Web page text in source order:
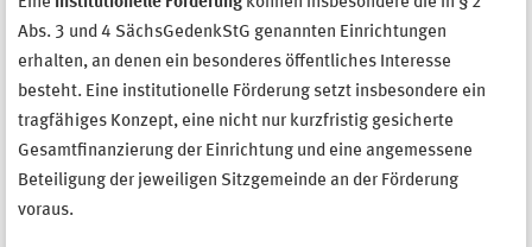
Abs. 3 und 4 SächsGedenkStG genannten Einrichtungen
erhalten, an denen ein besonderes öffentliches Interesse
besteht. Eine institutionelle Förderung setzt insbesondere ein
tragfähiges Konzept, eine nicht nur kurzfristig gesicherte
Gesamtfinanzierung der Einrichtung und eine angemessene
Beteiligung der jeweiligen Sitzgemeinde an der Förderung
voraus.